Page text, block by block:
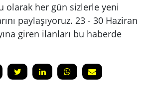
olarak her gün sizlerle yeni
paylaşıyoruz. 23 - 30 Haziran
giren ilanları bu haberde